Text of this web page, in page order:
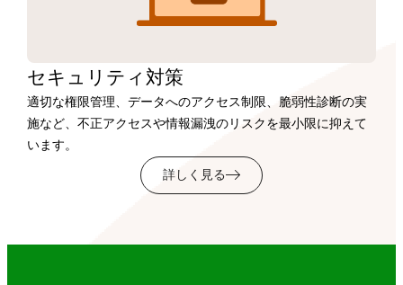
セキュリティ対策
適切な権限管理、データへのアクセス制限、脆弱性診断の実
施など、不正アクセスや情報漏洩のリスクを最小限に抑えて
います。
詳しく見る